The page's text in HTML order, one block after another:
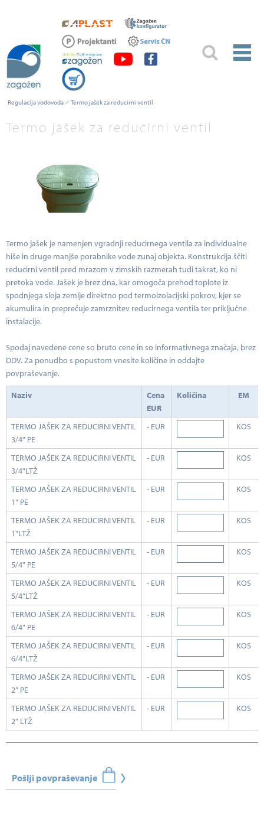
Regulacija vodovoda Termo jašek za reducirni ventil
Termo jašek za reducirni ventil
Termo jašek je namenjen vgradnji reducirnega ventila za individualne
hiše in druge manjše porabnike vode zunaj objekta. Konstrukcija ščiti
reducirni ventil pred mrazom v zimskih razmerah tudi takrat, ko ni
pretoka vode. Jašek je brez dna, kar omogoča prehod toplote iz
spodnjega sloja zemlje direktno pod termoizolacijski pokrov, kjer se
akumulira in preprečuje zamrznitev reducirnega ventila ter priključne
instalacije.
Spodaj navedene cene so bruto cene in so informativnega značaja, brez
DDV. Za ponudbo s popustom vnesite količine in oddajte
povpraševanje.
Naziv
Cena
EUR
Količina EM
TERMO JAŠEK ZA REDUCIRNI VENTIL
3/4" PE
- EUR KOS
TERMO JAŠEK ZA REDUCIRNI VENTIL
3/4"LTŽ
- EUR KOS
TERMO JAŠEK ZA REDUCIRNI VENTIL
1" PE
- EUR KOS
TERMO JAŠEK ZA REDUCIRNI VENTIL
1"LTŽ
- EUR KOS
TERMO JAŠEK ZA REDUCIRNI VENTIL
5/4" PE
- EUR KOS
TERMO JAŠEK ZA REDUCIRNI VENTIL
5/4"LTŽ
- EUR KOS
TERMO JAŠEK ZA REDUCIRNI VENTIL
6/4" PE
- EUR KOS
TERMO JAŠEK ZA REDUCIRNI VENTIL
6/4"LTŽ
- EUR KOS
TERMO JAŠEK ZA REDUCIRNI VENTIL
2" PE
- EUR KOS
TERMO JAŠEK ZA REDUCIRNI VENTIL
2" LTŽ
- EUR KOS
Pošlji povpraševanje